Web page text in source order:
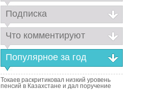
Подписка
Что комментируют
Популярное за год
Токаев раскритиковал низкий уровень
пенсий в Казахстане и дал поручение